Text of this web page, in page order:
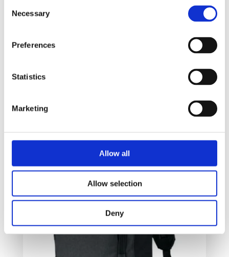
Selection
Necessary
Preferences
Statistics
Marketing
Allow all
Allow selection
Deny